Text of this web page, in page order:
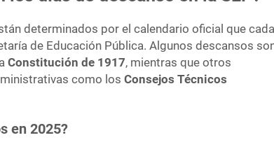
determinados por el calendario oficial que cada
de Educación Pública. Algunos descansos
Constitución de 1917, mientras que otros
como losConsejos Técnicos
en 2025?